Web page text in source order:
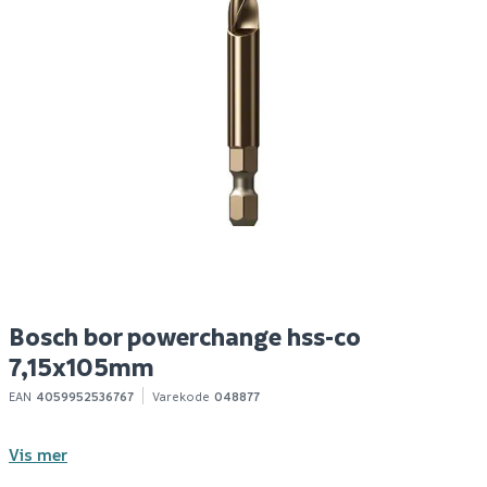
Bosch trebor standard
11
Bosch bor powerchange hss-co
7,15x105mm
EAN 4059952536767 Varekode 048877
Vis mer